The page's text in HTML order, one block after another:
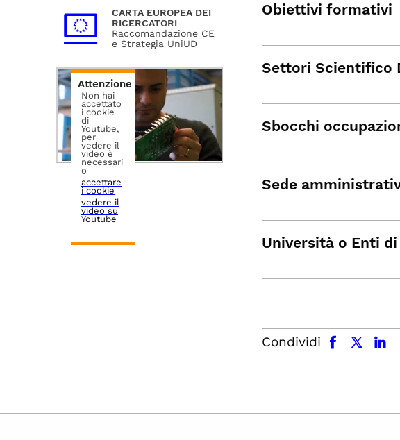
Obiettivi formativi
Settori Scientifico
Sbocchi
Sede
Università o Enti
Condividi
facebook x.com linkedin
CARTA EUROPEA DEI
RICERCATORI
Raccomandazione CE
e Strategia UniUD
Attenzione
Non hai
accettato
i cookie
di
Youtube,
per
vedere il
video è
necessari
o
accettare
i cookie
vedere il
video su
Youtube